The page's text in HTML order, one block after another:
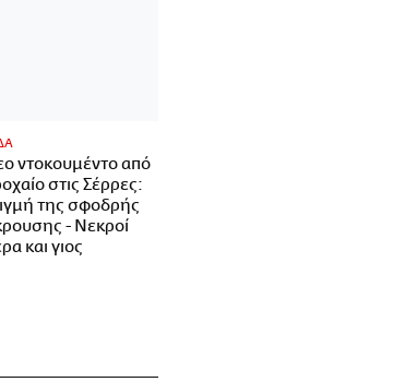
ντοκουμέντο από
στις Σέρρες:
της σφοδρής
- Νεκροί
και γιος